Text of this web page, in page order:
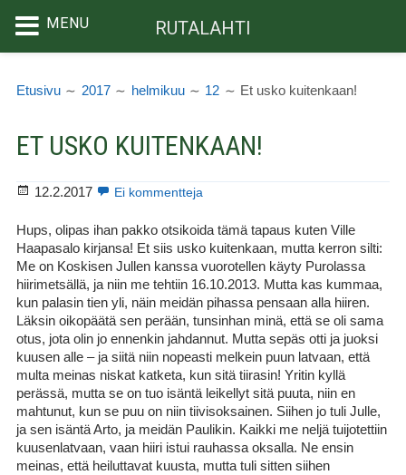
sisältöön
Etusivu 2017 helmikuu 12 Et usko kuitenkaan!
ET USKO KUITENKAAN!
Julkaistu
12.2.2017 Ei kommenttejaartikkeliin
usko
kuitenkaan!
Hups, olipas ihan pakko otsikoida tämä tapaus kuten Ville
Haapasalo kirjansa! Et siis usko kuitenkaan, mutta kerron silti:
Me on Koskisen Jullen kanssa vuorotellen käyty Purolassa
hiirimetsällä, ja niin me tehtiin 16.10.2013. Mutta kas kummaa,
kun palasin tien yli, näin meidän pihassa pensaan alla hiiren.
Läksin oikopäätä sen perään, tunsinhan minä, että se oli sama
otus, jota olin jo ennenkin jahdannut. Mutta sepäs otti ja juoksi
kuusen alle – ja siitä niin nopeasti melkein puun latvaan, että
multa meinas niskat katketa, kun sitä tiirasin! Yritin kyllä
perässä, mutta se on tuo isäntä leikellyt sitä puuta, niin en
mahtunut, kun se puu on niin tiivisoksainen. Siihen jo tuli Julle,
ja sen isäntä Arto, ja meidän Paulikin. Kaikki me neljä tuijotettiin
kuusenlatvaan, vaan hiiri istui rauhassa oksalla. Ne ensin
meinas, että heiluttavat kuusta, mutta tuli sitten siihen
MENU RUTALAHTI